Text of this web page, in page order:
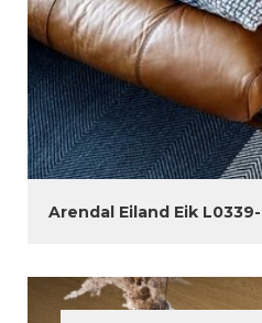
Arendal Eiland Eik